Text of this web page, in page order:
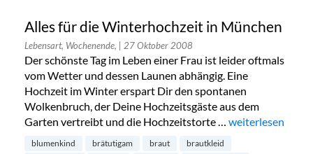
Alles für die Winterhochzeit in München
Lebensart, Wochenende, | 27 Oktober 2008
Der schönste Tag im Leben einer Frau ist leider oftmals
vom Wetter und dessen Launen abhängig. Eine
Hochzeit im Winter erspart Dir den spontanen
Wolkenbruch, der Deine Hochzeitsgäste aus dem
Garten vertreibt und die Hochzeitstorte … „Alles für die
weiterlesen
blumenkind brätutigam braut
brautkleid